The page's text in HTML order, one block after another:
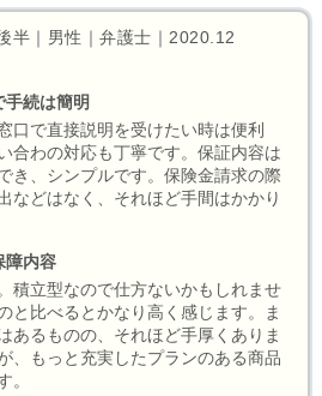
半｜男性｜弁護士｜2020.12
手続は簡明
口で直接説明を受けたい時は便利
合わの対応も丁寧です。保証内容は
き、シンプルです。保険金請求の際
などはなく、それほど手間はかかり
障内容
積立型なので仕方ないかもしれませ
と比べるとかなり高く感じます。ま
あるものの、それほど手厚くありま
、もっと充実したプランのある商品
。